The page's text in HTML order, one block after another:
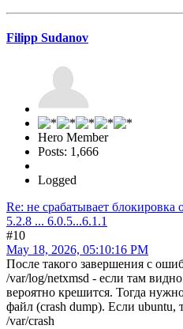
Filipp Sudanov
Hero Member
Posts: 1,666
Logged
Re: не срабатывает
5.2.8 ... 6.0.5...6.1.1
#10
May 18, 2026, 05:10:16 PM
После такого завершения с
/var/log/netxmsd - если там
вероятно крешится. Тогда
файл (crash dump). Если ubuntu,
/var/crash